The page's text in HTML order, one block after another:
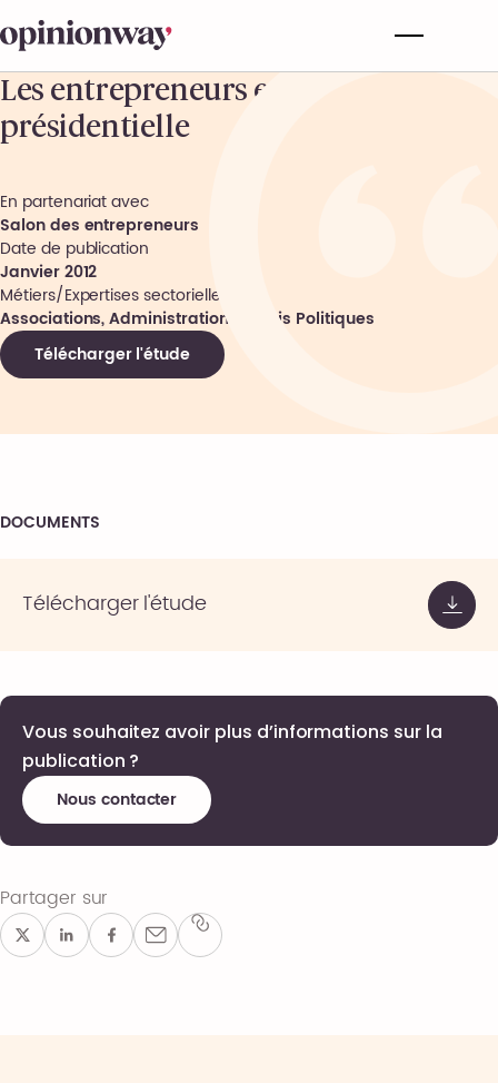
Les entrepreneurs et la
présidentielle
En partenariat avec
Salon des entrepreneurs
Date de publication
Janvier 2012
Métiers/Expertises sectorielles
Associations, Administrations, Partis Politiques
Télécharger l'étude
DOCUMENTS
Télécharger l'étude
Vous souhaitez avoir plus d’informations sur la
publication ?
Nous contacter
Partager sur